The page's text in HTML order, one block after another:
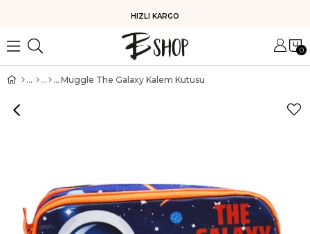
HIZLI KARGO
0
Muggle The Galaxy Kalem Kutusu